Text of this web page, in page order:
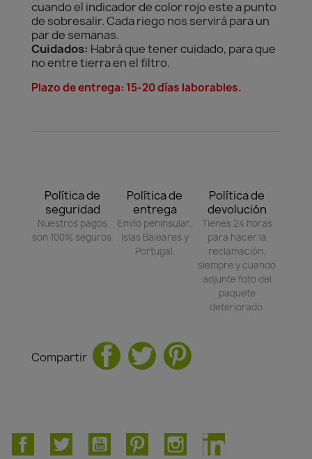
cuando el indicador de color rojo este a punto
de sobresalir. Cada riego nos servirá para un
par de semanas.
Cuidados: Habrá que tener cuidado, para que
no entre tierra en el filtro.
Plazo de entrega: 15-20 días laborables.
Política de
seguridad
Nuestros pagos
son 100% seguros.
Política de
entrega
Envío peninsular,
Islas Baleares y
Portugal.
Política de
devolución
Tienes 24 horas
para hacer la
reclamación,
siempre y cuando
adjunte foto del
paquete
deteriorado.
Compartir
FacebookTwitter YouTube PinterestInstagramLinkedIn